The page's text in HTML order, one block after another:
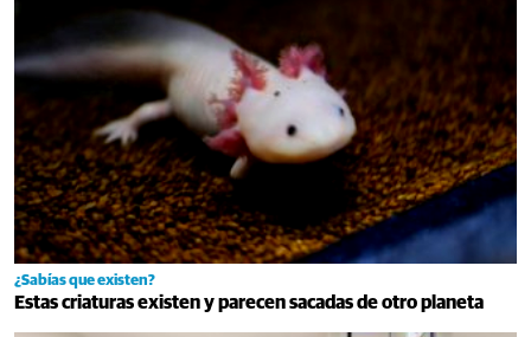
¿Sabías que existen?
Estas criaturas existen y parecen sacadas de otro planeta